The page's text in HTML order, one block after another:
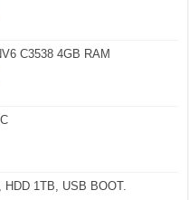
C3538 4GB RAM
HDD 1TB, USB BOOT.